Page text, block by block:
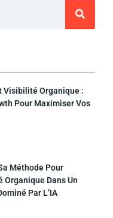
Visibilité Organique :
Pour Maximiser Vos
Méthode Pour
Dans Un
Par L’IA